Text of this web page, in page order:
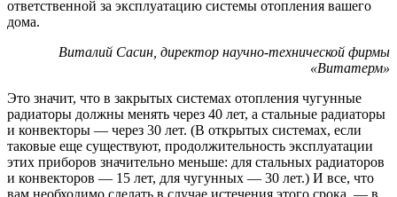
ответственной за эксплуатацию системы отопления вашего
дома.
Виталий Сасин, директор научно-технической фирмы
«Витатерм»
Это значит, что в закрытых системах отопления чугунные
радиаторы должны менять через 40 лет, а стальные радиаторы
и конвекторы — через 30 лет. (В открытых системах, если
таковые еще существуют, продолжительность эксплуатации
этих приборов значительно меньше: для стальных радиаторов
и конвекторов — 15 лет, для чугунных — 30 лет.) И все, что